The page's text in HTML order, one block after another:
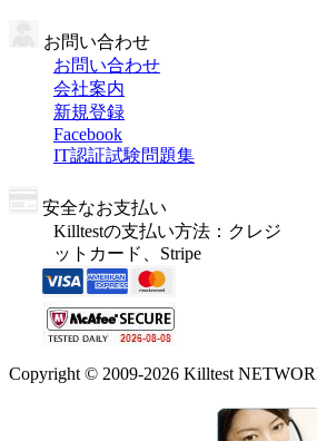
お問い合わせ
お問い合わせ
会社案内
新規登録
Facebook
IT認証試験問題集
安全なお支払い
Killtestの支払い方法：クレジ
ットカード、Stripe
Copyright © 2009-2026 Killtest